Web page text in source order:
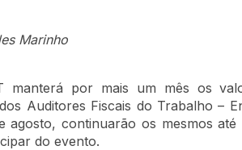
Marinho
manterá por mais um mês os
Auditores Fiscais do Trabalho –
agosto, continuarão os mesmos
do evento.